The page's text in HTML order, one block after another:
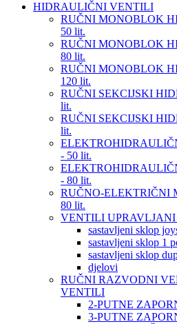
HIDRAULIČNI VENTILI
RUČNI MONOBLOK
50 lit.
RUČNI MONOBLOK
80 lit.
RUČNI MONOBLOK
120 lit.
RUČNI SEKCIJSKI
lit.
RUČNI SEKCIJSKI
lit.
- 50 lit.
- 80 lit.
RUČNO-ELEKTRIČNI
80 lit.
VENTILI UPRAVLJANI
sastavljeni sklop
sastavljeni sklop 1
sastavljeni sklop
djelovi
RUČNI RAZVODNI
VENTILI
2-PUTNE
3-PUTNE